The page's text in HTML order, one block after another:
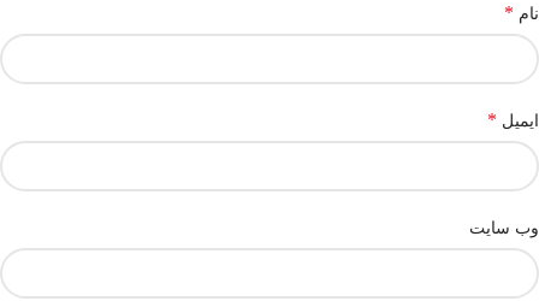
نام *
ایمیل *
وب‌ سایت